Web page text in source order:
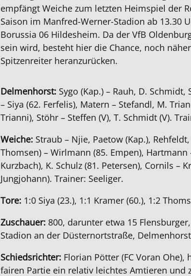
empfängt Weiche zum letzten Heimspiel der
Saison im Manfred-Werner-Stadion ab 13.30
Borussia 06 Hildesheim. Da der VfB
sein wird, besteht hier die Chance, noch
Spitzenreiter heranzurücken.
Delmenhorst: Sygo (Kap.) – Rauh, D. Schmidt,
– Siya (62. Ferfelis), Matern – Stefandl, M.
Trianni), Stöhr – Steffen (V), T. Schmidt (V).
Weiche: Straub – Njie, Paetow (Kap.),
Thomsen) – Wirlmann (85. Empen), Hartmann
Kurzbach), K. Schulz (81. Petersen), Cornils –
Jungjohann). Trainer: Seeliger.
Tore: 1:0 Siya (23.), 1:1 Kramer (60.), 1:2
Zuschauer: 800, darunter etwa 15
Stadion an der Düsternortstraße,
Schiedsrichter: Florian Pötter (FC Voran Ohe),
fairen Partie ein relativ leichtes Amtieren und